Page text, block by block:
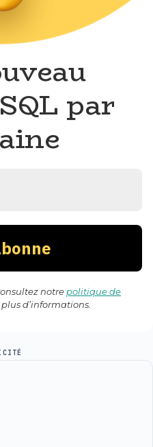
par
notre politique de
d’informations.